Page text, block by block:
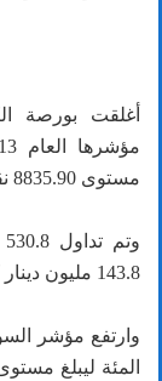
أغلقت بورصة
مستوى 8835.90 نقطة.
143.8 مليون دينار كويتي.